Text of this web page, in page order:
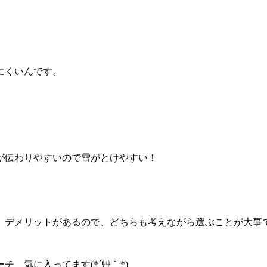
いんです。
わりやすいので雪がとけやすい！
メリットがあるので、どちらも考えながら選ぶことが大
、気に入ってます(*´艸｀*)